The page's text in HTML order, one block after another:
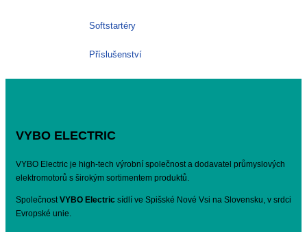
Softstartéry
Příslušenství
VYBO ELECTRIC
VYBO Electric je high-tech výrobní společnost a dodavatel průmyslových
elektromotorů s širokým sortimentem produktů.
SpolečnostVYBO Electric sídlí ve Spišské Nové Vsi na Slovensku, v srdci
Evropské unie.